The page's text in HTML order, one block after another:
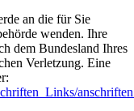
an die für Sie
wenden. Ihre
dem Bundesland Ihres
Verletzung. Eine